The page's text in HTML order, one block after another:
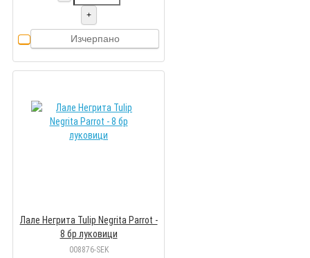
+
Изчерпано
Лале Негрита Tulip Negrita Parrot -
8 бр луковици
008876-SEK